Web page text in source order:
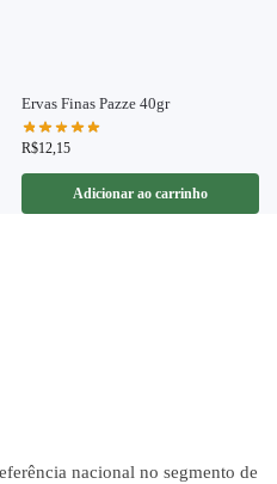
Ervas Finas Pazze 40gr
R$12,15
Adicionar ao carrinho
nacional no segmento de